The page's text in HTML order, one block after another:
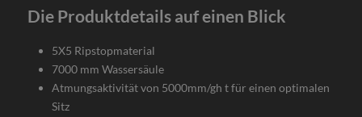
Die Produktdetails auf einen Blick
5X5 Ripstopmaterial
7000 mm Wassersäule
Atmungsaktivität von 5000mm/gh t für einen optimalen
Sitz